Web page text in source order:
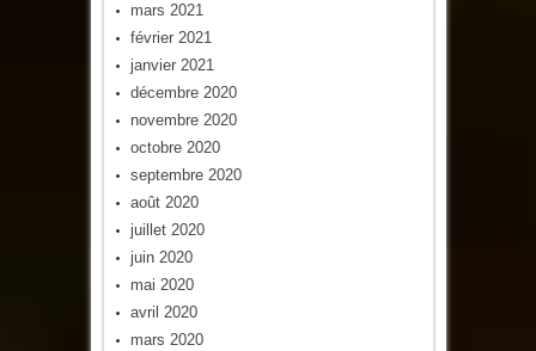
mars 2021
février 2021
janvier 2021
décembre 2020
novembre 2020
octobre 2020
septembre 2020
août 2020
juillet 2020
juin 2020
mai 2020
avril 2020
mars 2020